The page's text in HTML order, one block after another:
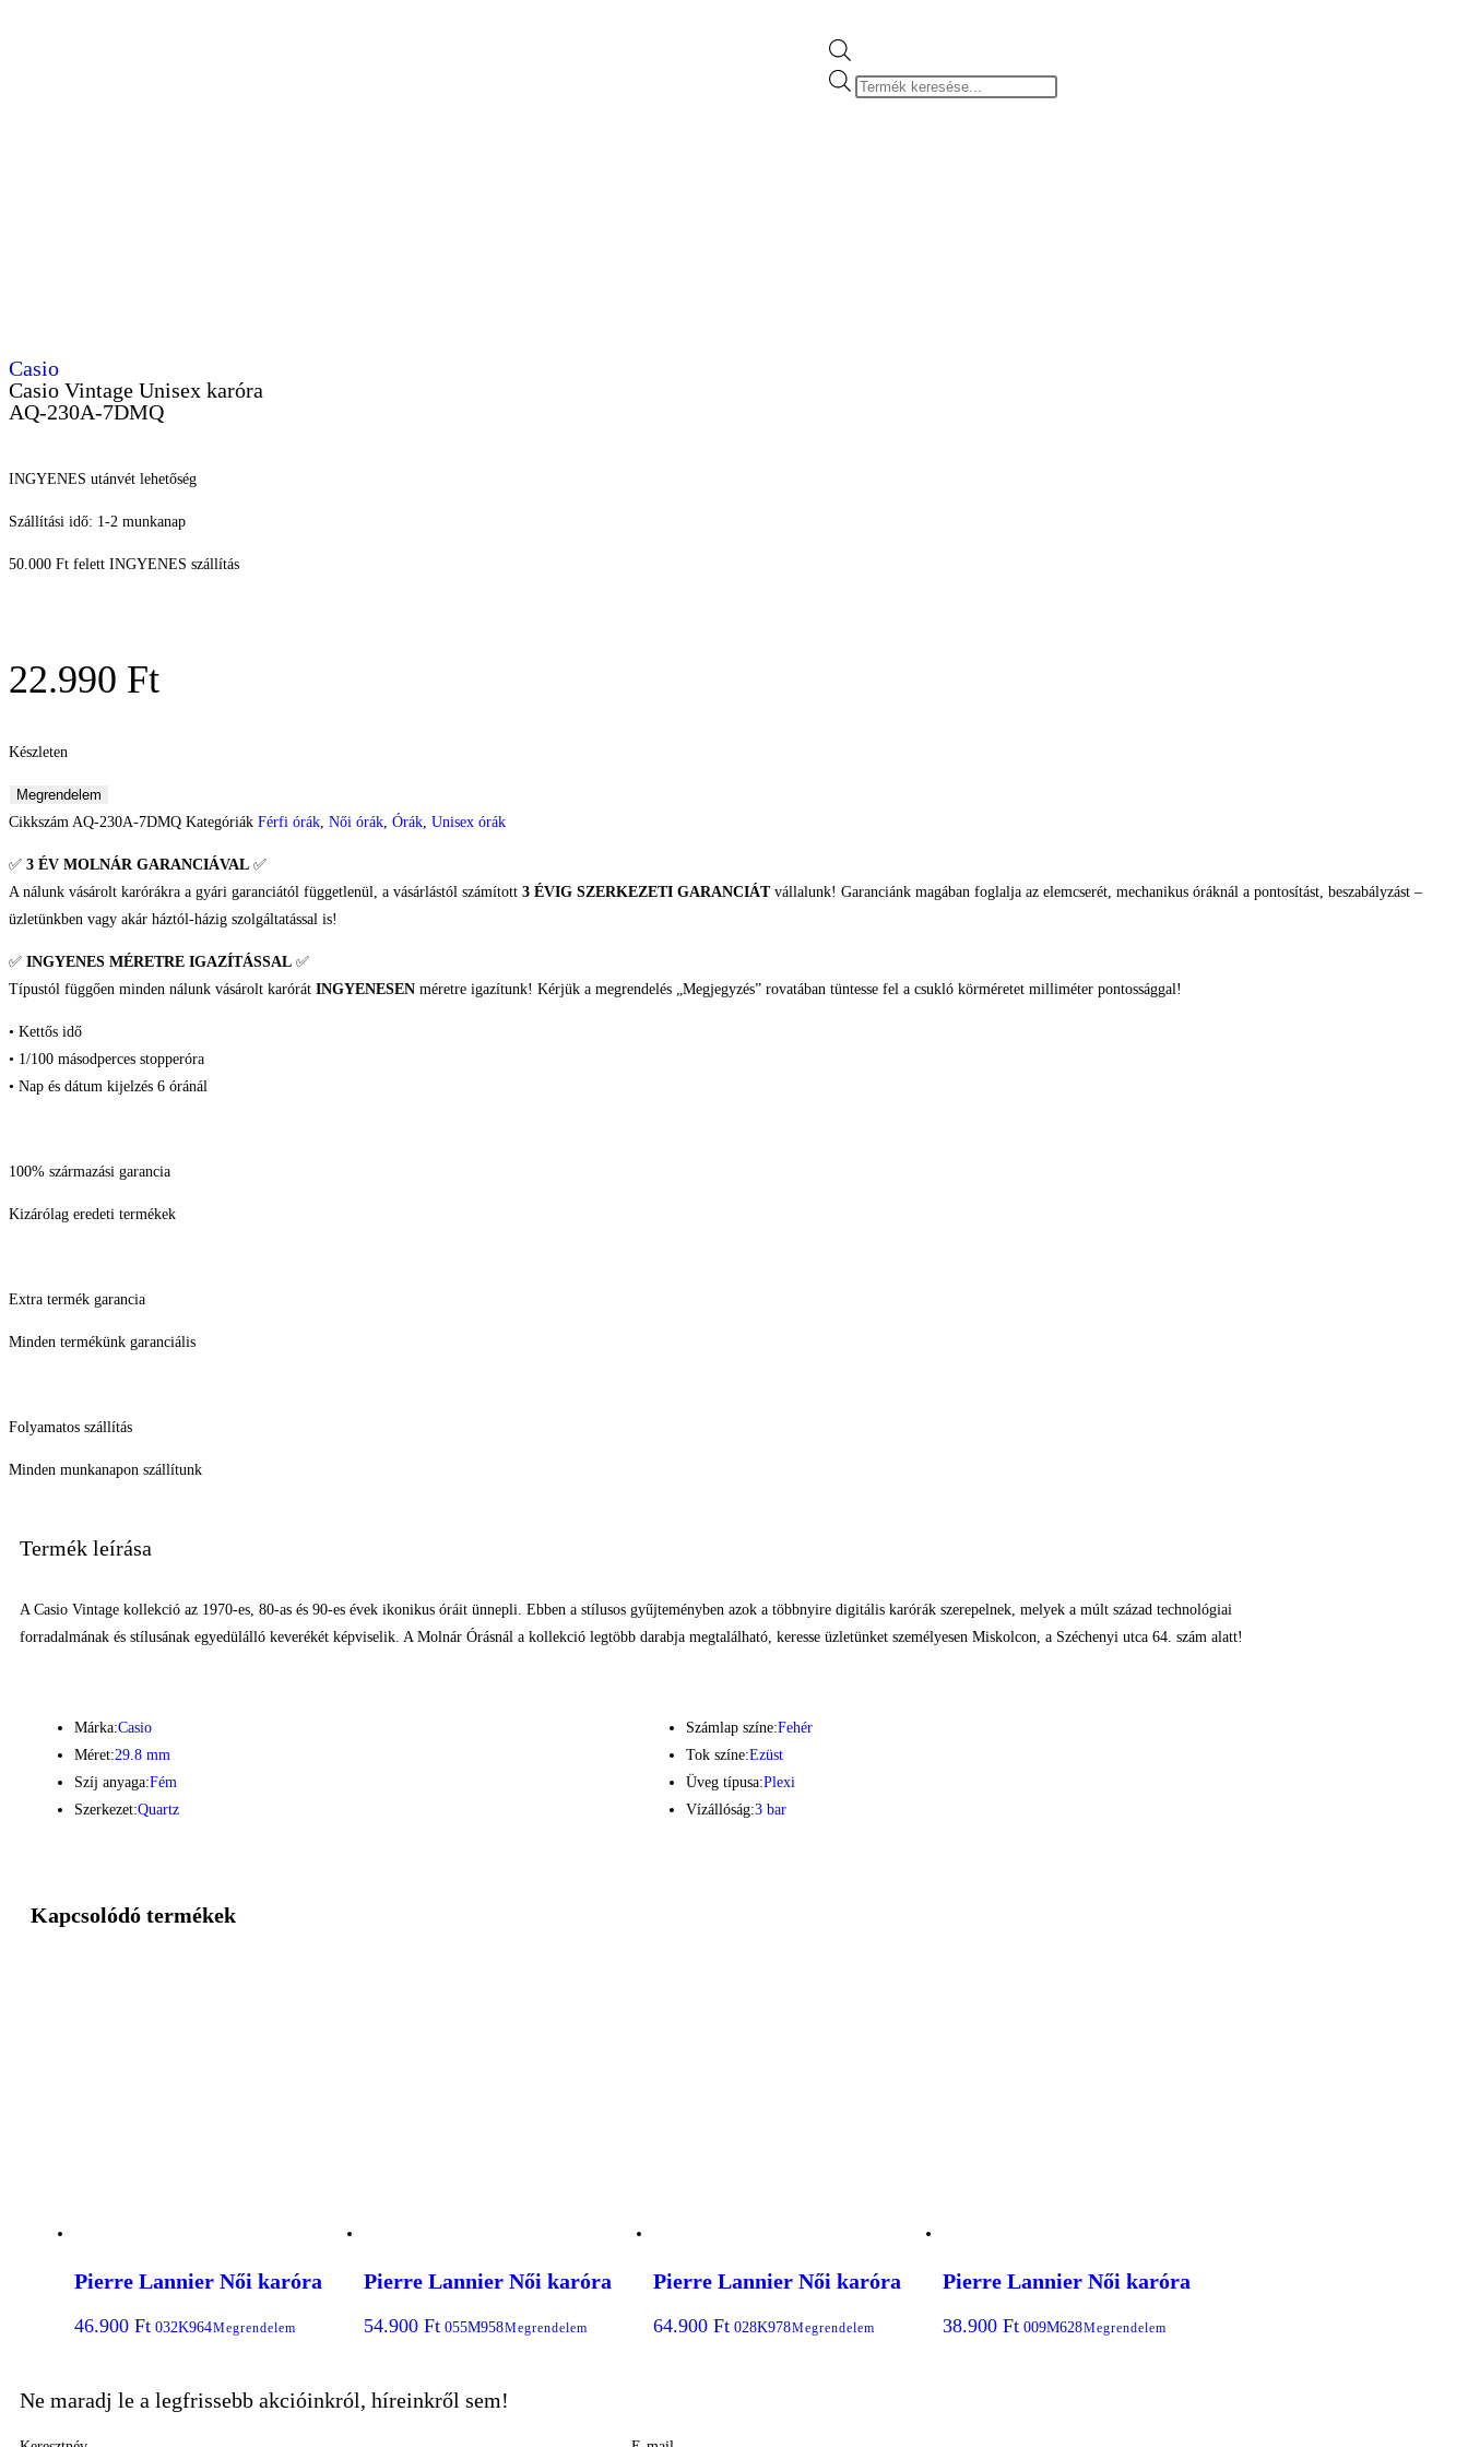
Casio
Casio Vintage Unisex karóra
AQ-230A-7DMQ
INGYENES utánvét lehetőség
Szállítási idő: 1-2 munkanap
50.000 Ft felett INGYENES szállítás
22.990 Ft
Készleten
Megrendelem
Cikkszám AQ-230A-7DMQ Kategóriák Férfi órák Női órák Órák Unisex órák
✅ 3 ÉV MOLNÁR GARANCIÁVAL ✅
A nálunk vásárolt karórákra a gyári garanciától függetlenül, a vásárlástól számított 3 ÉVIG SZERKEZETI GARANCIÁTvállalunk! Garanciánk magában foglalja az elemcserét, mechanikus óráknál a pontosítást, beszabályzást –
üzletünkben vagy akár háztól-házig szolgáltatással is!
✅ INGYENES MÉRETRE IGAZÍTÁSSAL ✅
Típustól függően minden nálunk vásárolt karórát INGYENESEN méretre igazítunk! Kérjük a megrendelés „Megjegyzés” rovatában tüntesse fel a csukló körméretet milliméter pontossággal!
• Kettős idő
• 1/100 másodperces stopperóra
• Nap és dátum kijelzés 6 óránál
100% származási garancia
Kizárólag eredeti termékek
Extra termék garancia
Minden termékünk garanciális
Folyamatos szállítás
Minden munkanapon szállítunk
Termék leírása
A Casio Vintage kollekció az 1970-es, 80-as és 90-es évek ikonikus óráit ünnepli. Ebben a stílusos gyűjteményben azok a többnyire digitális karórák szerepelnek, melyek a múlt század technológiai
forradalmának és stílusának egyedülálló keverékét képviselik. A Molnár Órásnál a kollekció legtöbb darabja megtalálható, keresse üzletünket személyesen Miskolcon, a Széchenyi utca 64. szám alatt!
Márka:Casio
Méret:29.8 mm
Szíj anyaga:Fém
Szerkezet:Quartz
Számlap színe:Fehér
Tok színe:Ezüst
Üveg típusa:Plexi
Vízállóság:3 bar
Kapcsolódó termékek
Pierre Lannier Női karóra
46.900 Ft 032K964Megrendelem
Pierre Lannier Női karóra
54.900 Ft 055M958Megrendelem
Pierre Lannier Női karóra
64.900 Ft 028K978Megrendelem
Pierre Lannier Női karóra
38.900 Ft 009M628Megrendelem
Ne maradj le a legfrissebb akcióinkról, híreinkről sem!